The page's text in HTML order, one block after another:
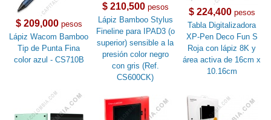
$ 209,000pesos
Lápiz Wacom Bamboo
Tip de Punta Fina
color azul - CS710B
$ 210,500pesos
Lápiz Bamboo Stylus
Fineline para IPAD3 (o
superior) sensible a la
presión color negro
con gris (Ref.
CS600CK)
$ 224,400pesos
Tabla Digitalizadora
XP-Pen Deco Fun S
Roja con lápiz 8K y
área activa de 16cm x
10.16cm